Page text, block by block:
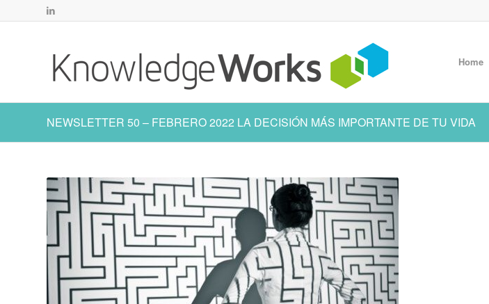
Home
NEWSLETTER 50 – FEBRERO 2022 LA DECISIÓN MÁS IMPORTANTE DE TU VIDA